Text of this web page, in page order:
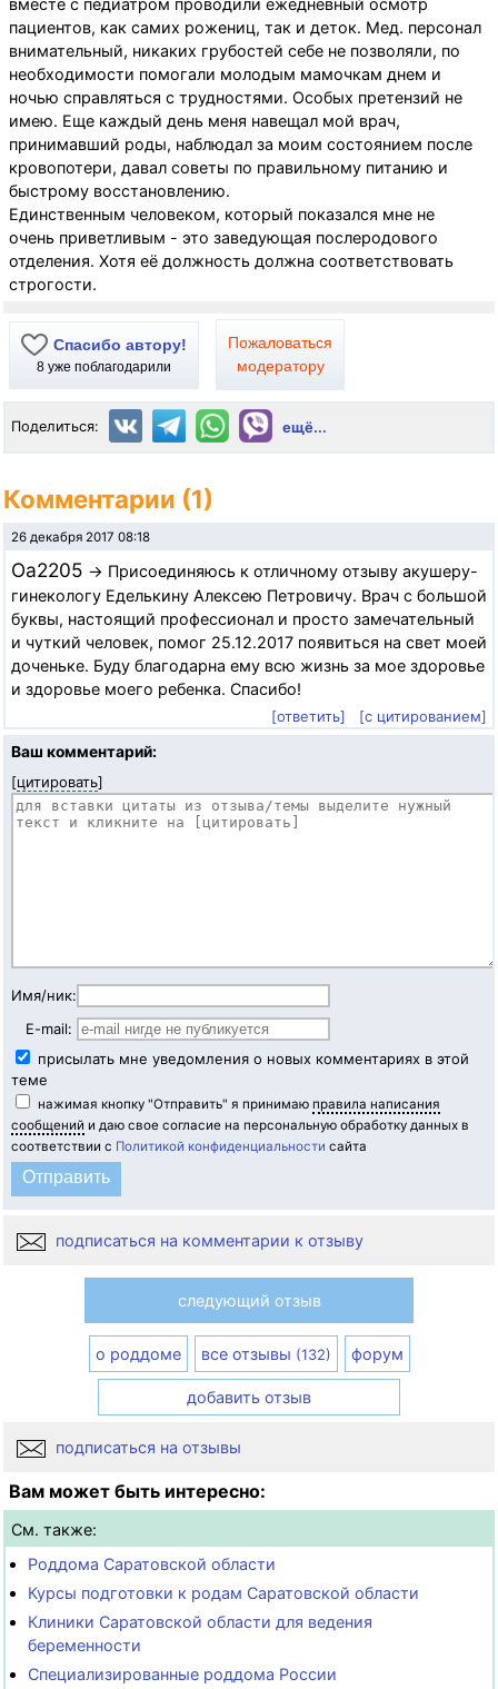
вместе с педиатром проводили ежедневный осмотр
пациентов, как самих рожениц, так и деток. Мед. персонал
внимательный, никаких грубостей себе не позволяли, по
необходимости помогали молодым мамочкам днем и
ночью справляться с трудностями. Особых претензий не
имею. Еще каждый день меня навещал мой врач,
принимавший роды, наблюдал за моим состоянием после
кровопотери, давал советы по правильному питанию и
быстрому восстановлению.
Единственным человеком, который показался мне не
очень приветливым - это заведующая послеродового
отделения. Хотя её должность должна соответствовать
строгости.
Спасибо автору!
8 уже поблагодарили
Пожаловаться
модератору
Поделиться: ещё...
Комментарии (1)
26 декабря 2017 08:18
Oa2205 → Присоединяюсь к отличному отзыву акушеру-
гинекологу Еделькину Алексею Петровичу. Врач с большой
буквы, настоящий профессионал и просто замечательный
и чуткий человек, помог 25.12.2017 появиться на свет моей
доченьке. Буду благодарна ему всю жизнь за мое здоровье
и здоровье моего ребенка. Спасибо!
[ответить]
[с цитированием]
Ваш комментарий:
[цитировать]
Имя/ник:
E-mail:
присылать мне уведомления о новых комментариях в этой
теме
нажимая кнопку "Отправить" я принимаю правила написания
сообщений и даю свое согласие на персональную обработку данных в
соответствии с Политикой конфиденциальности сайта
подписаться на комментарии к отзыву
следующий отзыв
о роддоме все отзывы (132) форум
добавить отзыв
подписаться на отзывы
Вам может быть интересно:
См. также:
Роддома Саратовской области
Курсы подготовки к родам Саратовской области
Клиники Саратовской области для ведения
беременности
Специализированные роддома России